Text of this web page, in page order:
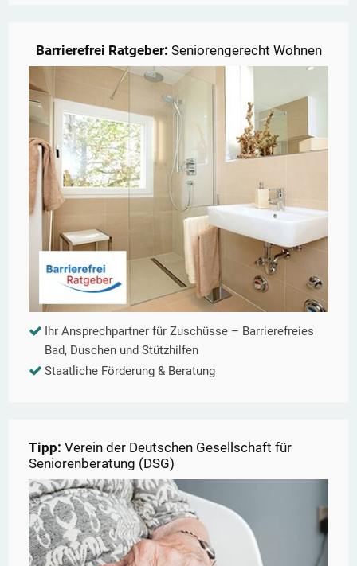
Barrierefrei Ratgeber: Seniorengerecht Wohnen
Ihr Ansprechpartner für Zuschüsse – Barrierefreies
Bad, Duschen und Stützhilfen
Staatliche Förderung & Beratung
Tipp: Verein der Deutschen Gesellschaft für
Seniorenberatung (DSG)